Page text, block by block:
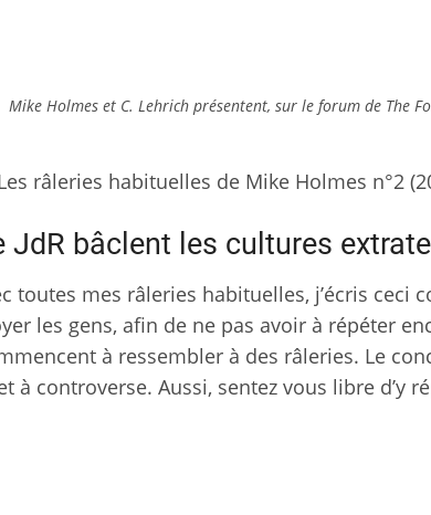
Mike Holmes et C. Lehrich présentent, sur le forum de The
râleries habituelles de Mike Holmes n°2
JdR bâclent les cultures
toutes mes râleries habituelles, j’écris ceci
les gens, afin de ne pas avoir à répéter
à ressembler à des râleries. Le
à controverse. Aussi, sentez vous libre d’y